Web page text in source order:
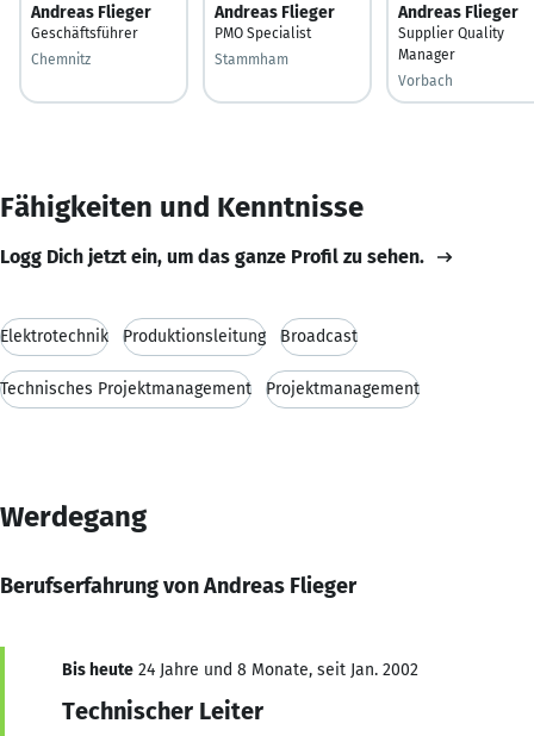
Andreas Flieger
Geschäftsführer
Chemnitz
Andreas Flieger
PMO Specialist
Stammham
Andreas Flieger
Supplier Quality
Manager
Vorbach
Fähigkeiten und Kenntnisse
Logg Dich jetzt ein, um das ganze Profil zu sehen.
Elektrotechnik Produktionsleitung Broadcast
Technisches Projektmanagement Projektmanagement
Werdegang
Berufserfahrung von Andreas Flieger
Bis heute 24 Jahre und 8 Monate, seit Jan. 2002
Technischer Leiter